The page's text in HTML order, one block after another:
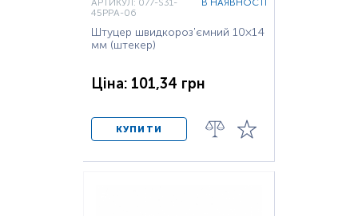
АРТИКУЛ: 077-S31-
45PPA-06
В НАЯВНОСТІ
Штуцер швидкороз'ємний 10×14
мм (штекер)
Ціна: 101,34 грн
КУПИТИ